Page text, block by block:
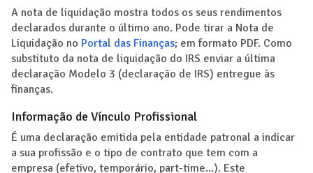
A nota de liquidação mostra todos os seus rendimentos
declarados durante o último ano. Pode tirar a Nota de
Liquidação no Portal das Finanças; em formato PDF. Como
substituto da nota de liquidação do IRS enviar a última
declaração Modelo 3 (declaração de IRS) entregue às
finanças.
Informação de Vínculo Profissional
É uma declaração emitida pela entidade patronal a indicar
a sua profissão e o tipo de contrato que tem com a
empresa (efetivo, temporário, part-time...). Este